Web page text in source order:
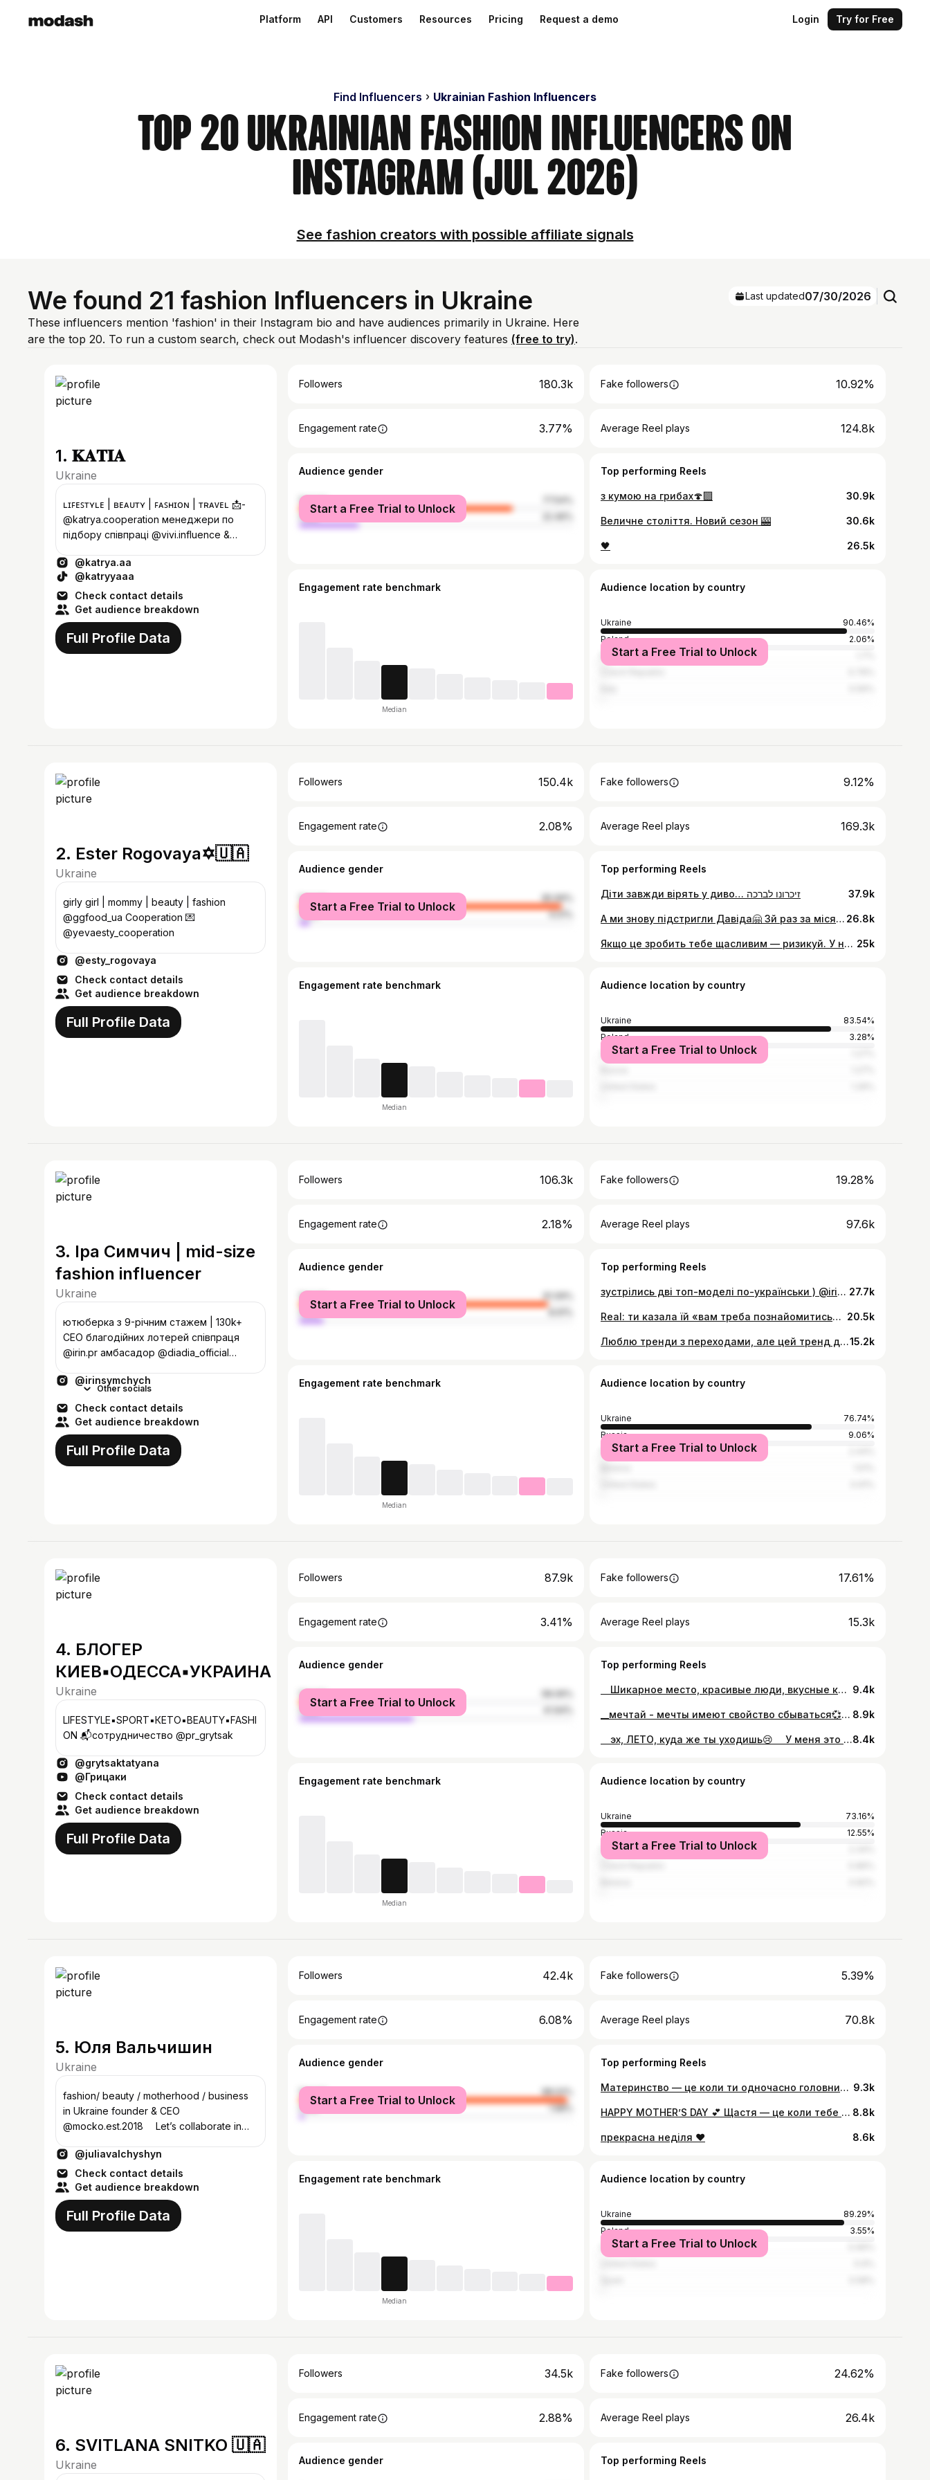
Platform API Customers Resources Pricing Request a demo Login Try for Free
Find Influencers Ukrainian Fashion Influencers
Top 20 Ukrainian Fashion Influencers on
Instagram (Jul 2026)
See fashion creators with possible affiliate signals
We found 21 fashion Influencers in Ukraine
These influencers mention 'fashion' in their Instagram bio and have audiences primarily in Ukraine. Here
are the top 20. To run a custom search, check out Modash's influencer discovery features (free to try).
Last updated07/30/2026
1. 𝐊𝐀𝐓𝐈𝐀
Ukraine
ʟɪꜰᴇꜱᴛʏʟᴇ | ʙᴇᴀᴜᴛʏ | ꜰᴀꜱʜɪᴏɴ | ᴛʀᴀᴠᴇʟ 📩-
@katrya.cooperation менеджери по
підбору співпраці @vivi.influence &
@katrya.aa
@katryyaaa
Check contact details
Get audience breakdown
Full Profile Data
Followers 180.3k Fake followers 10.92%
Engagement rate 3.77% Average Reel plays 124.8k
Audience gender
female
male
Start a Free Trial to Unlock
Top performing Reels
з кумою на грибах🍄‍🟫 30.9k
Величне століття. Новий сезон 🎰 30.6k
🖤 26.5k
Engagement rate benchmark
Median
Audience location by country
Ukraine
90.46%
Poland
2.06%
Russia
Start a Free Trial to Unlock
2. Ester Rogovaya✡️🇺🇦
Ukraine
girly girl | mommy | beauty | fashion
@ggfood_ua Cooperation 💌
@yevaesty_cooperation
@esty_rogovaya
Check contact details
Get audience breakdown
Full Profile Data
Followers 150.4k Fake followers 9.12%
Engagement rate 2.08% Average Reel plays 169.3k
Audience gender
female
95.99%
male
4.01%
Start a Free Trial to Unlock
Top performing Reels
Діти завжди вірять у диво… זיכרונו לברכה 37.9k
А ми знову підстригли Давіда🤗 3й раз за місяць 🙈 все, це фінальний варіант, будемо підтримувати цю зачіску😎 26.8k
Якщо це зробить тебе щасливим — ризикуй. У найгіршому випадку — це досвід. У найкращому — ти зміниш усе своє життя❤️🙏🏻 25k
Engagement rate benchmark
Median
Audience location by country
Ukraine
83.54%
Poland
3.28%
Germany
Start a Free Trial to Unlock
3. Іра Симчич | mid-size
fashion influencer
Ukraine
ютюберка з 9-річним стажем | 130k+
CEO благодійних лотерей співпраця
@irin.pr амбасадор @diadia_official
@irinsymchych
Other socials
Check contact details
Get audience breakdown
Full Profile Data
Followers 106.3k Fake followers 19.28%
Engagement rate 2.18% Average Reel plays 97.6k
Audience gender
female
91.09%
male
Start a Free Trial to Unlock
Top performing Reels
зустрілись дві топ-моделі по-українськи ) @irinsymchych дякую за сенси, які несеш❤️ 27.7k
Real: ти казала їй «вам треба познайомитись», а тепер бачиш його мокрі очі на їх весіллі💒 20.5k
Люблю тренди з переходами, але цей тренд дав мені чітку асоціацію і я не могла її забути, поки не зняла відео. Страшно.15.2k
Engagement rate benchmark
Median
Audience location by country
Ukraine
76.74%
Russia
9.06%
Poland
Start a Free Trial to Unlock
4. БЛОГЕР
КИЕВ▪️ОДЕССА▪️УКРАИНА
Ukraine
LIFESTYLE▪️SPORT▪️КЕТО▪️BEAUTY▪️FASHI
ON 📬сотрудничество @pr_grytsak
@grytsaktatyana
@Грицаки
Check contact details
Get audience breakdown
Full Profile Data
Followers 87.9k Fake followers 17.61%
Engagement rate 3.41% Average Reel plays 15.3k
Audience gender
female
male
Start a Free Trial to Unlock
Top performing Reels
⠀ Шикарное место, красивые люди, вкусные коктейли и хорошая музыка. А ещё встретили рассвет, как и планировали. И да, я теперь стала фанатом коктейля Апероль Шприц. ⠀ А какой ваш самый любимый коктейль? 9.4k
__мечтай - мечты имеют свойство сбываться💞💞💞 ⠀ я только вчера вспомнила, что два года назад писала в своих желаниях, что хочу уехать жить на все лето в Одессу😱 я совсем забыла об этом, а сегодня я здесь и как минимум до конца лета, представляете🥂 ⠀ а вы пишите свои желания? 8.9k
⠀ эх, ЛЕТО, куда же ты уходишь😢 ⠀ У меня это лето прошло очень быстро, НО!!! ЭТО БЫЛО ЛУЧШЕЕ ЛЕТО В МОЕЙ ЖИЗНИ!!! Уверенна, что осень будет не менее яркая💃 ⠀ Друзья, а как прошло ваше лето?8.4k
Engagement rate benchmark
Median
Audience location by country
Ukraine
73.16%
Russia
12.55%
Poland
Start a Free Trial to Unlock
5. Юля Вальчишин
Ukraine
ㅤfashion/ beauty / motherhood / business
in Ukraine founder & CEO
@mocko.est.2018 ⠀ Let’s collaborate in
@juliavalchyshyn
Check contact details
Get audience breakdown
Full Profile Data
Followers 42.4k Fake followers 5.39%
Engagement rate 6.08% Average Reel plays 70.8k
Audience gender
female
98.02%
male
1.98%
Start a Free Trial to Unlock
Top performing Reels
Материнство — це коли ти одночасно головний шеф, психолог, друг, прибиральник і аніматор, а ще — злегка не виспана, але шалено щаслива жінка. Це важко, часом смішно, часто хаотично — але точно найкраще, що могло зі мною трапилось. Створили дроп до Дня Матері THE ORIGINAL INFLUENCER - @mocko.est.2018 Дуже кайфую від того, що вийшло! Мені хотілось зручних айтемів, які дійсно може кожна мама одягнути. На літо кепки та шопери для прогулок. Капрі додають нотку: «я мама, але я в тренді:)», і футболки, щоб злегка проіронізувати своє будення. Футболка «professional multitasker» кастомізована і туди можна вписати рік народження дитини. 9.3k
HAPPY MOTHERʼS DAY 💕 Щастя — це коли тебе кличуть «мама». Коли втомлена, але щаслива. Коли дні складні, а любов — проста й безумовна. Коли твої діти — твій найбільший виклик і твоя найбільша гордість та радість. І ще одне щастя — мати свою маму. Ту, яка завжди підтримує, вчить, тримає тебе, навіть коли ти вже давно доросла. Це така простора любов: від мами — до мене, від мене — до моїх дівчат. Я неймовірно вдячна, що живу всередині цього кола. Де любов не закінчується. Вона просто передається далі. 8.8k
прекрасна неділя ❤️ 8.6k
Engagement rate benchmark
Median
Audience location by country
Ukraine
89.29%
Poland
3.55%
ItalyStart a Free Trial to Unlock
6. SVITLANA SNITKO 🇺🇦
Ukraine
Followers 34.5k Fake followers 24.62%
Engagement rate 2.88% Average Reel plays 26.4k
Audience gender Top performing Reels